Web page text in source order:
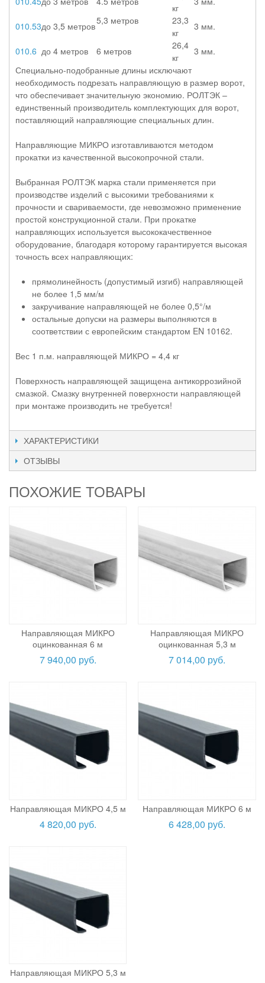
кг
010.53до 3,5 метров5,3 метров
23,3
кг
3 мм.
010.6 до 4 метров 6 метров
26,4
кг
3 мм.
Специально-подобранные длины исключают
необходимость подрезать направляющую в размер ворот,
что обеспечивает значительную экономию. РОЛТЭК –
единственный производитель комплектующих для ворот,
поставляющий направляющие специальных длин.
Направляющие МИКРО изготавливаются методом
прокатки из качественной высокопрочной стали.
Выбранная РОЛТЭК марка стали применяется при
производстве изделий с высокими требованиями к
прочности и свариваемости, где невозможно применение
простой конструкционной стали. При прокатке
направляющих используется высококачественное
оборудование, благодаря которому гарантируется высокая
точность всех направляющих:
прямолинейность (допустимый изгиб) направляющей
не более 1,5 мм/м
закручивание направляющей не более 0,5°/м
остальные допуски на размеры выполняются в
соответствии с европейским стандартом EN 10162.
Вес 1 п.м. направляющей МИКРО = 4,4 кг
Поверхность направляющей защищена антикоррозийной
смазкой. Смазку внутренней поверхности направляющей
при монтаже производить не требуется!
ХАРАКТЕРИСТИКИ
ОТЗЫВЫ
ПОХОЖИЕ ТОВАРЫ
Направляющая МИКРО
оцинкованная 6 м
7 940,00 руб.
Направляющая МИКРО
оцинкованная 5,3 м
7 014,00 руб.
Направляющая МИКРО 4,5 м
4 820,00 руб.
Направляющая МИКРО 6 м
6 428,00 руб.
Направляющая МИКРО 5,3 м